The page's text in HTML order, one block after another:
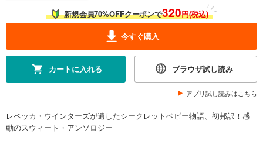
新規会員70%OFFクーポンで320円(税込)
今すぐ購入
カートに入れる ブラウザ試し読み
アプリ試し読みはこちら
レベッカ・ウインターズが遺したシークレットベビー物語、初邦訳！感
動のスウィート・アンソロジー